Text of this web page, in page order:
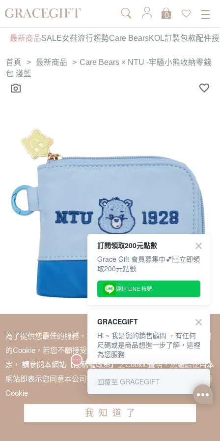
0
最新商品SALE女鞋流行趨勢Care BearsKOL訂製包款配件
首頁 > 最新商品 > Care Bears × NTU -牢騷小熊收納零錢
包 淺藍
Care Bears × NTU -牢騷小熊收納零錢包 淺藍
為了提供您最佳的服務，本網站會在您的電腦中放置並取用我們
的Cookie，若您不願接受Cookie時應如何變更電腦的Cookie設
定， 請參閱本網站【隱私權政策】之Cookie聲明，您繼續使用本
網站即表示您同意本公司得按本網站使用條款之Cookie聲明使用
Cookie
我知道了
訂閱領取200元點數
Grace Gift 會員募集中💕 立即領
取200元點數
連結 LINE 帳號
GRACEGIFT
Hi ~ 我是您的銷售顧問 ，有任何
尺碼或是商品想進一步了解，這裡
為您服務
回覆至 GRACEGIFT